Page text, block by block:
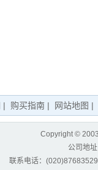
| 购买指南 | 网站地图 |
Copyright ©
公司地
联系电话：